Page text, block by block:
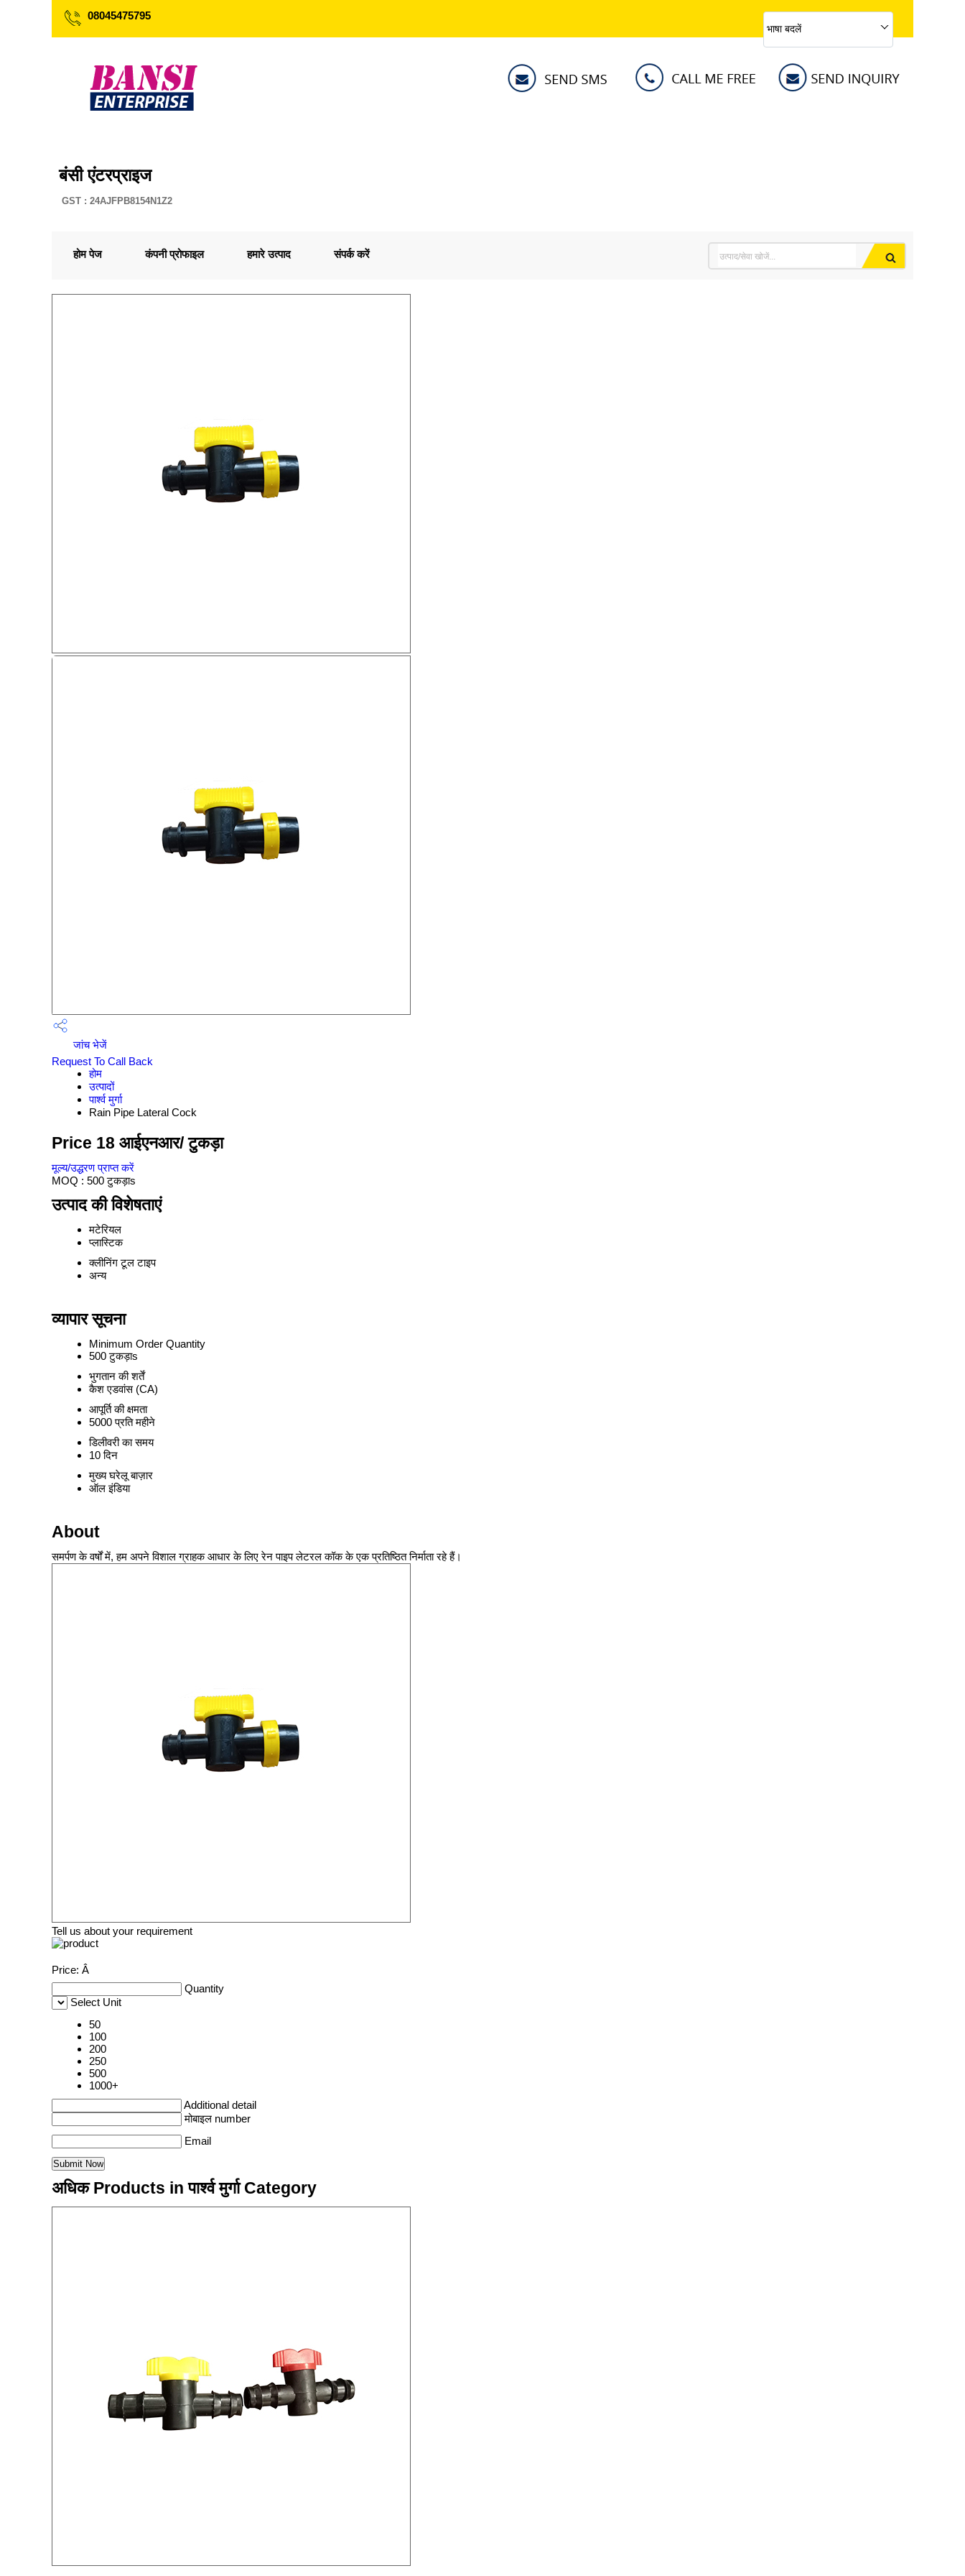
08045475795
भाषा बदलें
बंसी एंटरप्राइज
GST : 24AJFPB8154N1Z2
होम पेज कंपनी प्रोफाइल हमारे उत्पाद संपर्क करें
जांच भेजें
Request To Call Back
होम
उत्पादों
पार्श्व मुर्गा
Rain Pipe Lateral Cock
Price 18 आईएनआर/ टुकड़ा
मूल्य/उद्धरण प्राप्त करें
MOQ : 500 टुकड़ाs
उत्पाद की विशेषताएं
मटेरियल
प्लास्टिक
क्लीनिंग टूल टाइप
अन्य
व्यापार सूचना
Minimum Order Quantity
500 टुकड़ाs
भुगतान की शर्तें
कैश एडवांस (CA)
आपूर्ति की क्षमता
5000 प्रति महीने
डिलीवरी का समय
10 दिन
मुख्य घरेलू बाज़ार
ऑल इंडिया
About
समर्पण के वर्षों में, हम अपने विशाल ग्राहक आधार के लिए रेन पाइप लेटरल कॉक के एक प्रतिष्ठित निर्माता रहे हैं।
Tell us about your requirement
Price: Â
Quantity
Select Unit
50
100
200
250
500
1000+
Additional detail
मोबाइल number
Email
अधिक Products in पार्श्व मुर्गा Category